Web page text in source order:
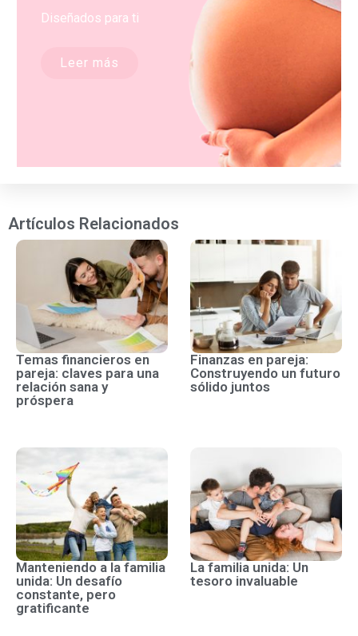
Diseñados para ti
Leer más
Artículos Relacionados
Temas financieros en
pareja: claves para una
relación sana y
próspera
Finanzas en pareja:
Construyendo un futuro
sólido juntos
Manteniendo a la familia
unida: Un desafío
constante, pero
gratificante
La familia unida: Un
tesoro invaluable